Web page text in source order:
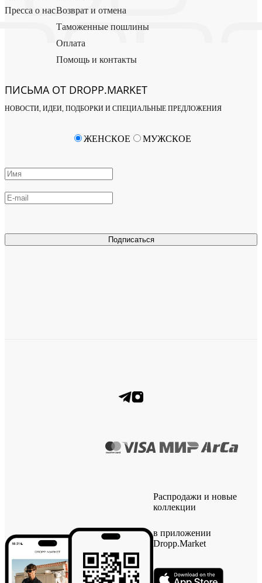
Пресса о насВозврат и отмена
Таможенные пошлины
Оплата
Помощь и контакты
ПИСЬМА ОТ DROPP.MARKET
НОВОСТИ, ИДЕИ, ПОДБОРКИ И СПЕЦИАЛЬНЫЕ ПРЕДЛОЖЕНИЯ
Подписаться
ЖЕНСКОЕ МУЖСКОЕ
Распродажи и новые
коллекции
в приложении
Dropp.Market